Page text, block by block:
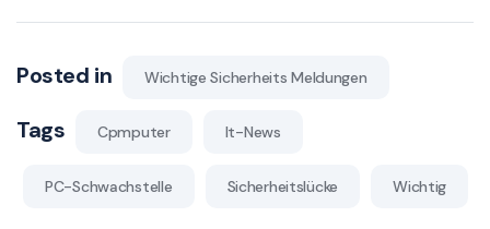
Posted in Wichtige Sicherheits Meldungen
Tags Cpmputer It-News
PC-Schwachstelle Sicherheitslücke Wichtig